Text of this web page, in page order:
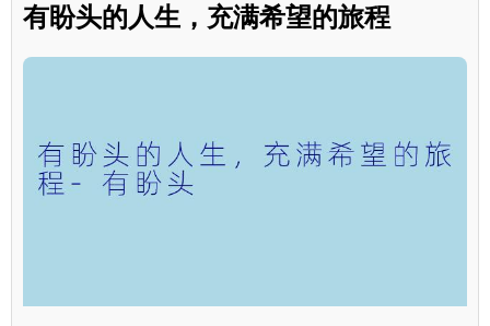
有盼头的人生，充满希望的旅程